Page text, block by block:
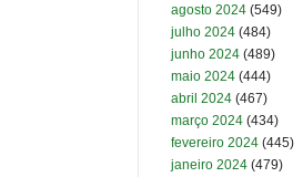
agosto 2024 (549)
julho 2024 (484)
junho 2024 (489)
maio 2024 (444)
abril 2024 (467)
março 2024 (434)
fevereiro 2024 (445)
janeiro 2024 (479)